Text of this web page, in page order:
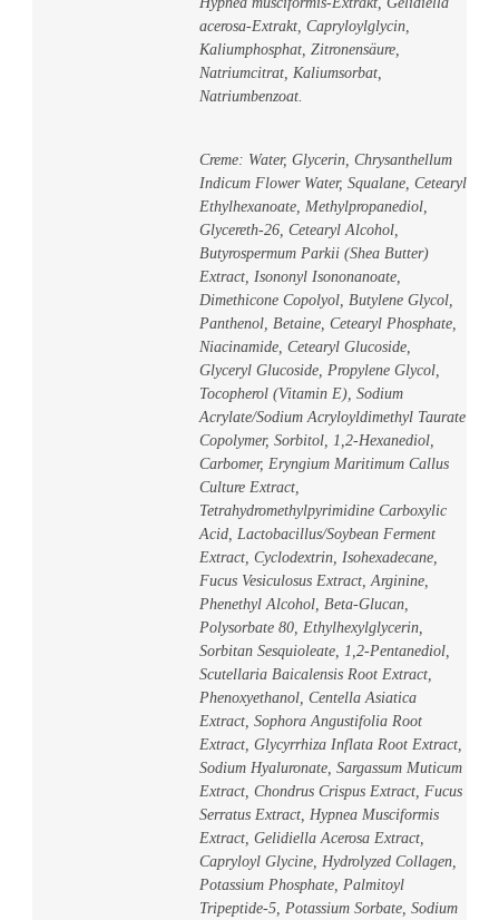
acerosa-Extrakt, Capryloylglycin,
Kaliumphosphat, Zitronensäure,
Natriumcitrat, Kaliumsorbat,
Natriumbenzoat.
Creme: Water, Glycerin, Chrysanthellum
Indicum Flower Water, Squalane, Cetearyl
Ethylhexanoate, Methylpropanediol,
Glycereth-26, Cetearyl Alcohol,
Butyrospermum Parkii (Shea Butter)
Extract, Isononyl Isononanoate,
Dimethicone Copolyol, Butylene Glycol,
Panthenol, Betaine, Cetearyl Phosphate,
Niacinamide, Cetearyl Glucoside,
Glyceryl Glucoside, Propylene Glycol,
Tocopherol (Vitamin E), Sodium
Acrylate/Sodium Acryloyldimethyl Taurate
Copolymer, Sorbitol, 1,2-Hexanediol,
Carbomer, Eryngium Maritimum Callus
Culture Extract,
Tetrahydromethylpyrimidine Carboxylic
Acid, Lactobacillus/Soybean Ferment
Extract, Cyclodextrin, Isohexadecane,
Fucus Vesiculosus Extract, Arginine,
Phenethyl Alcohol, Beta-Glucan,
Polysorbate 80, Ethylhexylglycerin,
Sorbitan Sesquioleate, 1,2-Pentanediol,
Scutellaria Baicalensis Root Extract,
Phenoxyethanol, Centella Asiatica
Extract, Sophora Angustifolia Root
Extract, Glycyrrhiza Inflata Root Extract,
Sodium Hyaluronate, Sargassum Muticum
Extract, Chondrus Crispus Extract, Fucus
Serratus Extract, Hypnea Musciformis
Extract, Gelidiella Acerosa Extract,
Capryloyl Glycine, Hydrolyzed Collagen,
Potassium Phosphate, Palmitoyl
Tripeptide-5, Potassium Sorbate, Sodium